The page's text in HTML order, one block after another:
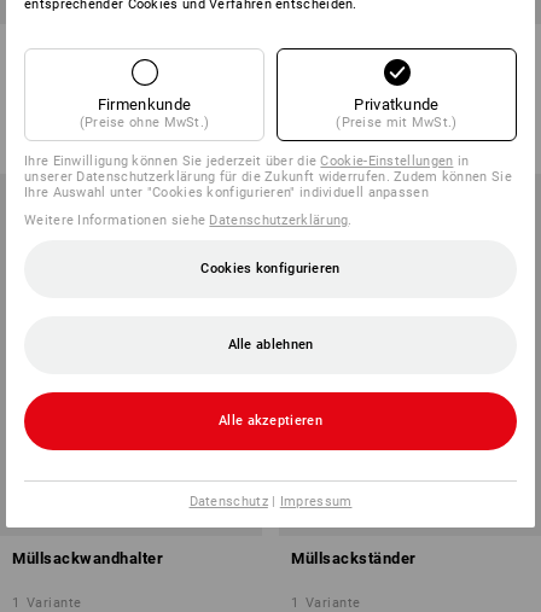
BIG BAG mini, 91 Liter
(m. MwSt.) ab 50 Stück
BIG BAG für Platten, 975 Liter
11,78 €
(m. MwSt.) ab 50 Stück
Müllsackwandhalter
1 Variante
Müllsackständer
1 Variante
entsprechender Cookies und Verfahren entscheiden.
Firmenkunde
(Preise ohne MwSt.)
Privatkunde
(Preise mit MwSt.)
Ihre Einwilligung können Sie jederzeit über dieCookie-Einstellungen in
unserer Datenschutzerklärung für die Zukunft widerrufen. Zudem können Sie
Ihre Auswahl unter "Cookies konfigurieren" individuell anpassen
Weitere Informationen siehe Datenschutzerklärung
Cookies konfigurieren
Alle ablehnen
Alle akzeptieren
Datenschutz| Impressum